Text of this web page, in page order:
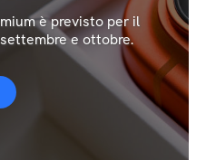
è previsto per il
e ottobre.